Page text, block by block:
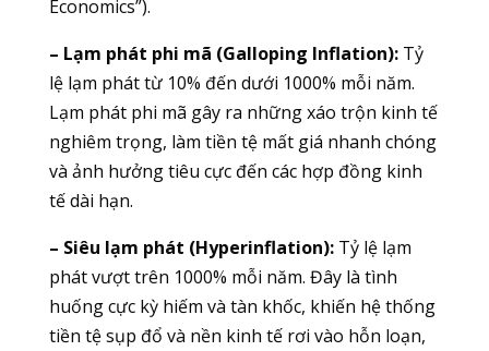
Economics”).
– Lạm phát phi mã (Galloping Inflation):Tỷ
lệ lạm phát từ 10% đến dưới 1000% mỗi năm.
Lạm phát phi mã gây ra những xáo trộn kinh tế
nghiêm trọng, làm tiền tệ mất giá nhanh chóng
và ảnh hưởng tiêu cực đến các hợp đồng kinh
tế dài hạn.
– Siêu lạm phát (Hyperinflation):Tỷ lệ lạm
phát vượt trên 1000% mỗi năm. Đây là tình
huống cực kỳ hiếm và tàn khốc, khiến hệ thống
tiền tệ sụp đổ và nền kinh tế rơi vào hỗn loạn,